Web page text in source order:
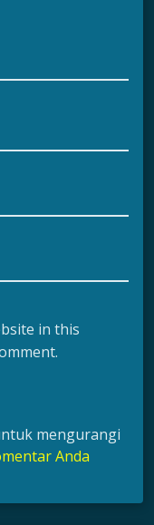
in this
mengurangi
Anda